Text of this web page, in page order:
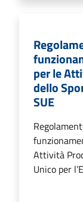
per le
dello
SUE
Attività
Unico per